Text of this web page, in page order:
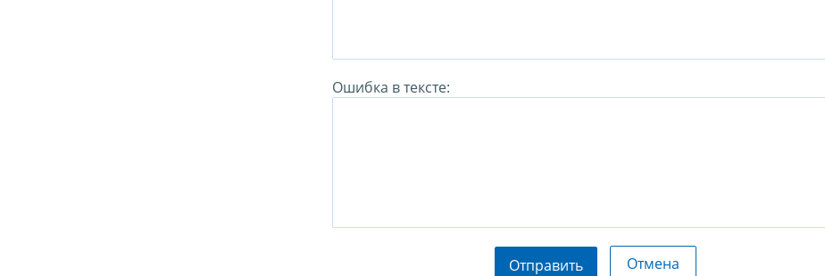
Ошибка в тексте:
Отправить Отмена